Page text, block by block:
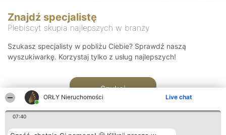
ORŁY Nieruchomości Live chat
07:40
Znajdź specjalistę
Plebiscyt skupia najlepszych w branży
Szukasz specjalisty w pobliżu Ciebie? Sprawdź naszą
wyszukiwarkę. Korzystaj tylko z usług najlepszych!
Szukaj